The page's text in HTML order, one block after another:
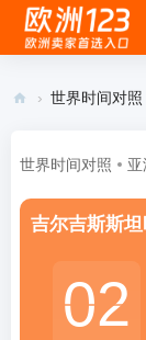
洲
› 世界时间对照
世界时间对照 亚
吉尔吉斯斯坦
02
02